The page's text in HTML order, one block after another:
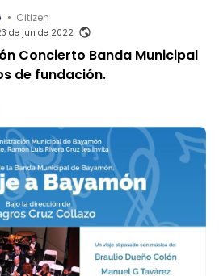
• Citizen
de jun de 2022
Concierto Banda Municipal
de fundación.